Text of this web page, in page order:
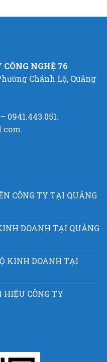
CÔNG NGHỆ 76
Chánh Lộ, Quảng
0941.443.051.
CÔNG TY TẠI QUẢNG
DOANH TẠI QUẢNG
KINH DOANH TẠI
HIỆU CÔNG TY